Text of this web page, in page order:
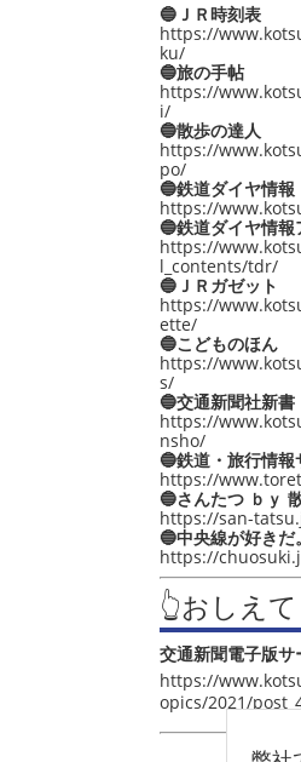
🔵ＪＲ時刻表
https://
ku/
🔵旅の手帖
https://
i/
🔵散歩の達人
https://
po/
🔵鉄道ダイヤ情報
https://
🔵鉄道ダイヤ情報
https://
l_contents/tdr/
🔵ＪＲガゼット
https://
ette/
🔵こどものほん
https://
s/
🔵交通新聞社新書
https://
nsho/
🔵鉄道・旅行情報
https://
🔵さんたつ ｂｙ
https://san-
🔵中央線が好きだ
https://
👆おしえ
交通新聞電子版
https://
opics/2021/